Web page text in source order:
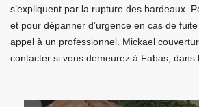
s’expliquent par la rupture des bardeaux.
et pour dépanner d’urgence en cas de
appel à un professionnel. Mickael
contacter si vous demeurez à Fabas, dans